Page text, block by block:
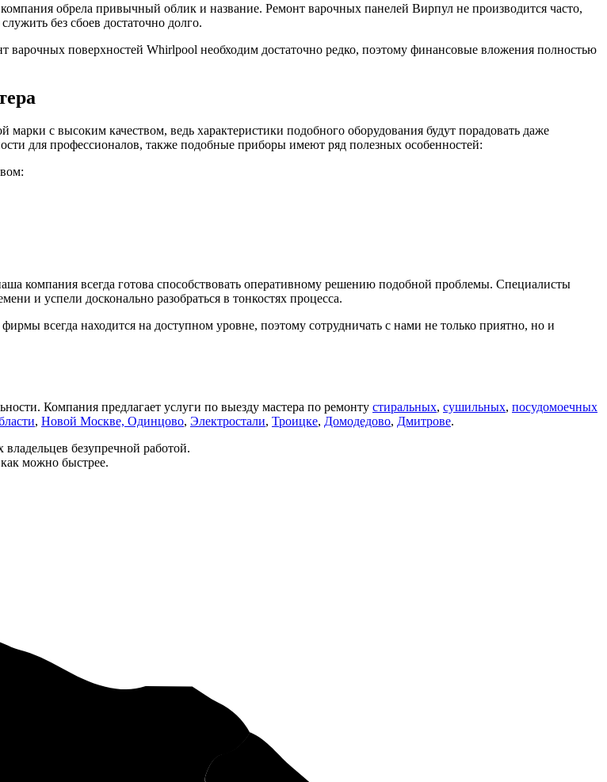
обрела привычный облик и название. Ремонт варочных панелей Вирпул не производится часто,
без сбоев достаточно долго.
варочных поверхностей Whirlpool необходим достаточно редко, поэтому финансовые вложения полностью
с высоким качеством, ведь характеристики подобного оборудования будут порадовать даже
для профессионалов, также подобные приборы имеют ряд полезных особенностей:
компания всегда готова способствовать оперативному решению подобной проблемы. Специалисты
и успели досконально разобраться в тонкостях процесса.
всегда находится на доступном уровне, поэтому сотрудничать с нами не только приятно, но и
Компания предлагает услуги по выезду мастера по ремонту стиральных, сушильных, посудомоечных
, Новой Москве, Одинцово, Электростали, Троицке, Домодедово, Дмитрове.
безупречной работой.
можно быстрее.